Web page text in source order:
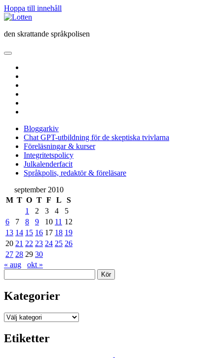
Hoppa till innehåll
Lotten
den skrattande språkpolisen
öppna
meny
Bloggarkiv
Chat GPT-utbildning för de skeptiska tvivlarna
Föreläsningar & kurser
Integritetspolicy
Julkalenderfacit
Språkpolis, redaktör & föreläsare
Sidopanel
september 2010
M T O T F L
S
1
2 3 4
5
6
7 8 9 10 11 12
13 14 15 16 17 18 19
20 21 22 23 24 25 26
27 28 29 30
« aug
okt »
Kategorier
Kategorier
Etiketter